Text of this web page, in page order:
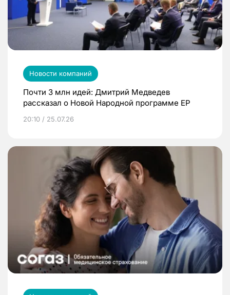
Новости компаний
Почти 3 млн идей: Дмитрий Медведев
рассказал о Новой Народной программе ЕР
20:10 / 25.07.26